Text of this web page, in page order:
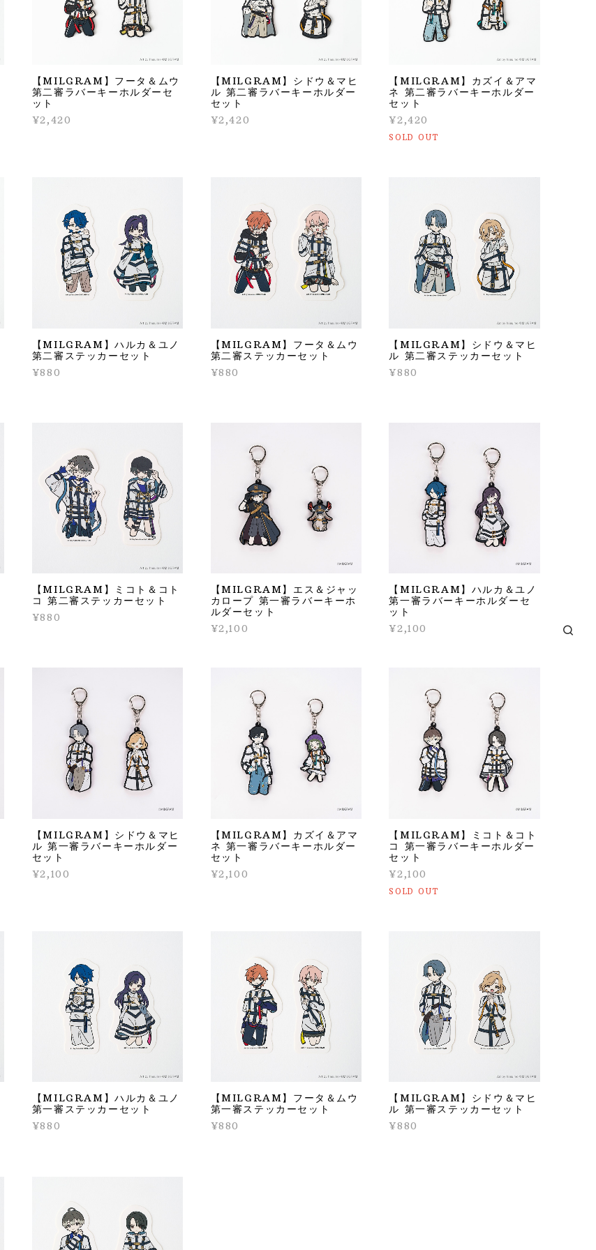
【MILGRAM】フータ＆ムウ
第二審ラバーキーホルダーセ
ット
¥2,420
【MILGRAM】シドウ＆マヒ
ル 第二審ラバーキーホルダー
セット
¥2,420
【MILGRAM】カズイ＆アマ
ネ 第二審ラバーキーホルダー
セット
¥2,420
SOLD OUT
【MILGRAM】ハルカ＆ユノ
第二審ステッカーセット
¥880
【MILGRAM】フータ＆ムウ
第二審ステッカーセット
¥880
【MILGRAM】シドウ＆マヒ
ル 第二審ステッカーセット
¥880
【MILGRAM】ミコト＆コト
コ 第二審ステッカーセット
¥880
【MILGRAM】エス＆ジャッ
カロープ 第一審ラバーキーホ
ルダーセット
¥2,100
【MILGRAM】ハルカ＆ユノ
第一審ラバーキーホルダーセ
ット
¥2,100
【MILGRAM】シドウ＆マヒ
ル 第一審ラバーキーホルダー
セット
¥2,100
【MILGRAM】カズイ＆アマ
ネ 第一審ラバーキーホルダー
セット
¥2,100
【MILGRAM】ミコト＆コト
コ 第一審ラバーキーホルダー
セット
¥2,100
SOLD OUT
【MILGRAM】ハルカ＆ユノ
第一審ステッカーセット
¥880
【MILGRAM】フータ＆ムウ
第一審ステッカーセット
¥880
【MILGRAM】シドウ＆マヒ
ル 第一審ステッカーセット
¥880